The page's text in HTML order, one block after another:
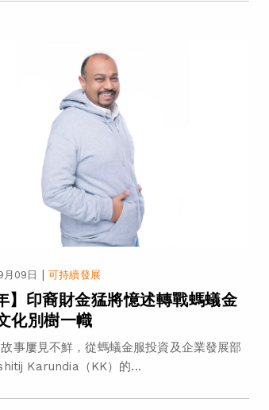
月09日 | 可持續發展
】印裔財金猛將憶述轉戰螞蟻金
化別樹一幟
事屢見不鮮，從螞蟻金服投資及企業發展部
Karundia（KK）的...